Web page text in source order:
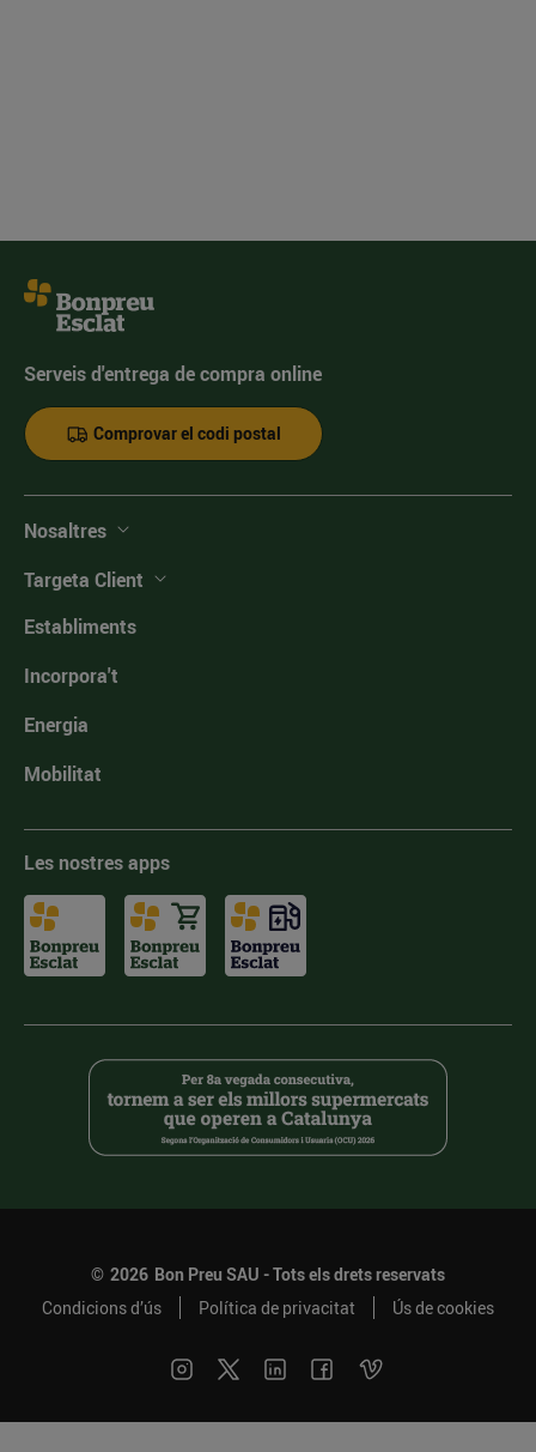
Serveis d'entrega de compra online
Comprovar el codi postal
Nosaltres
Targeta Client
Establiments
Incorpora't
Energia
Mobilitat
Les nostres apps
© 2026 Bon Preu SAU - Tots els drets reservats
Condicions d’ús
Política de privacitat Ús de cookies